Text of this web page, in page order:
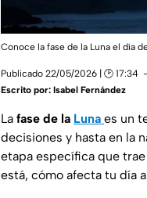
Conoce la fase de la Luna el día
Publicado 22/05/2026 | 🕑 17:34
Escrito por: Isabel Fernández
La fase de la Luna es un
decisiones y hasta en la
etapa específica que
está, cómo afecta tu día